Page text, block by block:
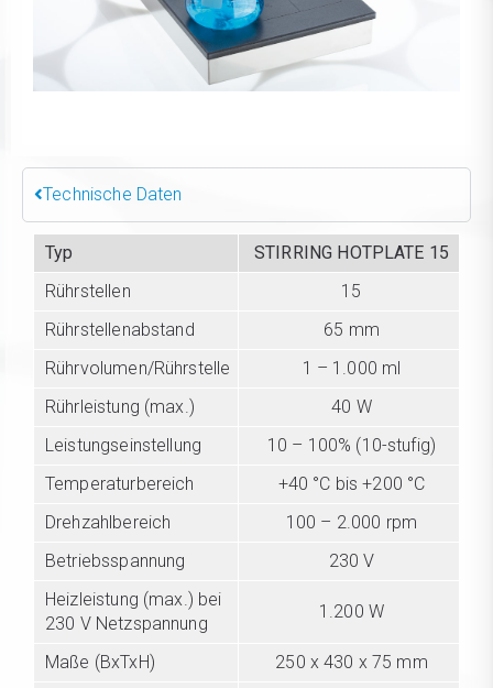
Technische Daten
Typ
STIRRING HOTPLATE 15
Rührstellen
15
Rührstellenabstand
65 mm
Rührvolumen/Rührstelle
1 – 1.000 ml
Rührleistung (max.)
40 W
Leistungseinstellung
10 – 100% (10-stufig)
Temperaturbereich
+40 °C bis +200 °C
Drehzahlbereich
100 – 2.000 rpm
Betriebsspannung
230 V
Heizleistung (max.) bei
230 V Netzspannung
1.200 W
Maße (BxTxH)
250 x 430 x 75 mm